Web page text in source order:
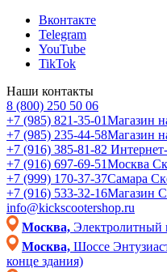
Вконтакте
Telegram
YouTube
TikTok
Наши контакты
8 (800) 250 50 06
+7 (985) 821-35-01Магазин
+7 (985) 235-44-58Магазин
+7 (916) 385-81-82
+7 (916) 697-69-51Москва
+7 (999) 170-37-37Самара
+7 (916) 533-32-16Магазин
info@kickscootershop.ru
Москва, Электролитный
Москва, Шоссе
конце здания)